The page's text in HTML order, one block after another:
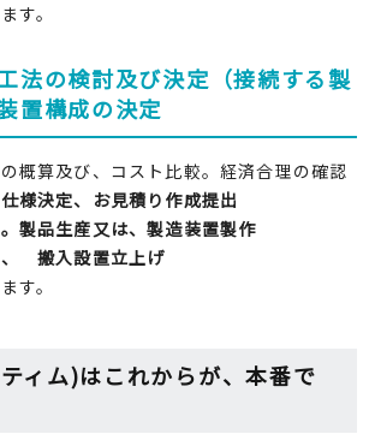
す。
法の検討及び決定（接続する製
置構成の決定
概算及び、コスト比較。経済合理の確認
様決定、お見積り作成提出
製品生産又は、製造装置製作
、 搬入設置立上げ
す。
ィム)はこれからが、本番で